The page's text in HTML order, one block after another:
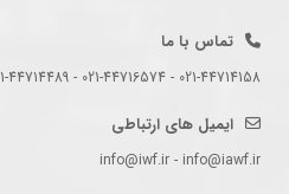
تماس با ما
021-44714158 - 021-44716574 - 021-44714489
ایمیل های ارتباطی
info@iwf.ir - info@iawf.ir